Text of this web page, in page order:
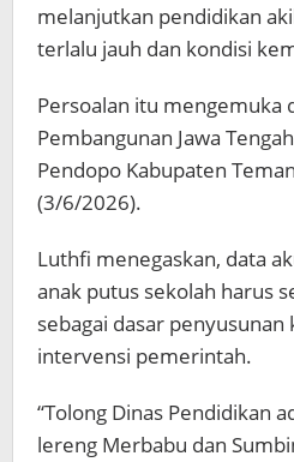
melanjutkan pendidikan
terlalu jauh dan kondisi
Persoalan itu mengemuka
Pembangunan Jawa
Pendopo Kabupaten
(3/6/2026).
Luthfi menegaskan, data
anak putus sekolah harus
sebagai dasar penyusunan
intervensi pemerintah.
“Tolong Dinas Pendidikan
lereng Merbabu dan